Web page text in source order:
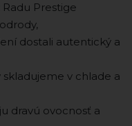
Radu Prestige
dostali autentický a
skladujeme v chlade a
dravú ovocnosť a